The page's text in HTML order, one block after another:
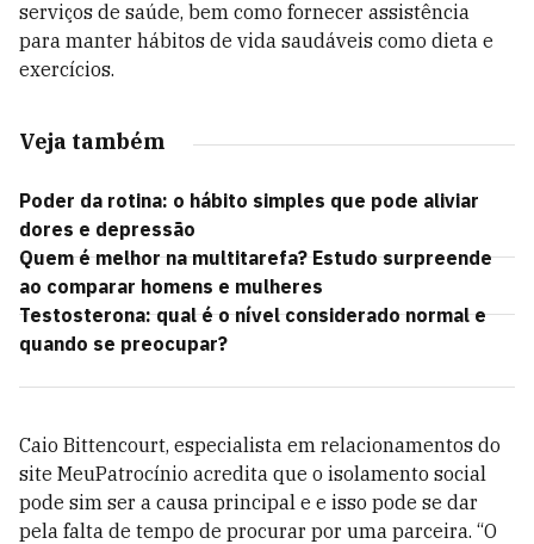
serviços de saúde, bem como fornecer assistência
para manter hábitos de vida saudáveis como dieta e
exercícios.
Veja também
Poder da rotina: o hábito simples que pode aliviar
dores e depressão
Quem é melhor na multitarefa? Estudo surpreende
ao comparar homens e mulheres
Testosterona: qual é o nível considerado normal e
quando se preocupar?
Caio Bittencourt, especialista em relacionamentos do
site MeuPatrocínio acredita que o isolamento social
pode sim ser a causa principal e e isso pode se dar
pela falta de tempo de procurar por uma parceira. “O